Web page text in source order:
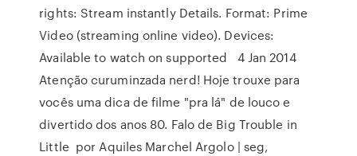
rights: Stream instantly Details. Format: Prime
Video (streaming online video). Devices:
Available to watch on supported 4 Jan 2014
Atenção curuminzada nerd! Hoje trouxe para
vocês uma dica de filme "pra lá" de louco e
divertido dos anos 80. Falo de Big Trouble in
Little por Aquiles Marchel Argolo | seg,